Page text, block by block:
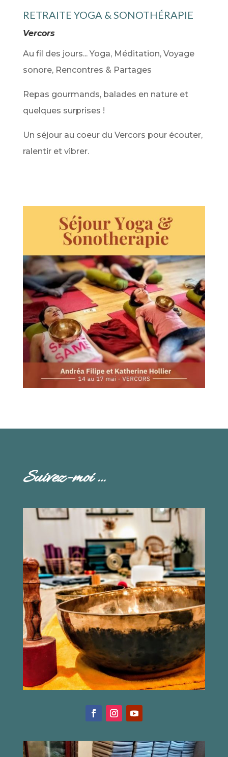
RETRAITE YOGA & SONOTHÉRAPIE
Vercors
Au fil des jours...Yoga, Méditation, Voyage
sonore, Rencontres & Partages
Repas gourmands, balades en nature et
quelques surprises !
Un séjour au coeur du Vercors pour écouter,
ralentir et vibrer.
INSCRIPTION
Suivez-moi …